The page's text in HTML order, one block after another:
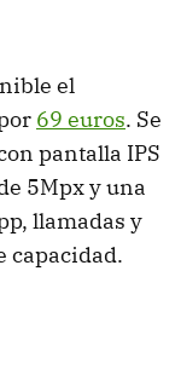
el
69 euros. Se
pantalla IPS
5Mpx y una
llamadas y
capacidad.